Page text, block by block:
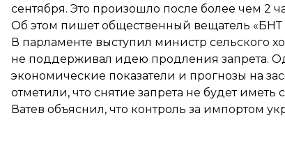
сентября. Это произошло после более чем 2
Об этом пишетобщественный вещатель «БНТ
В парламенте выступил министр сельского
не поддерживал идею продления запрета.
экономические показатели и прогнозы на
отметили, что снятие запрета не будет
Ватев объяснил, что контроль за импортом